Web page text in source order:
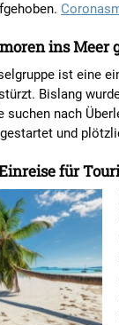
ins Meer
ist eine
Bislang
suchen nach
und
für